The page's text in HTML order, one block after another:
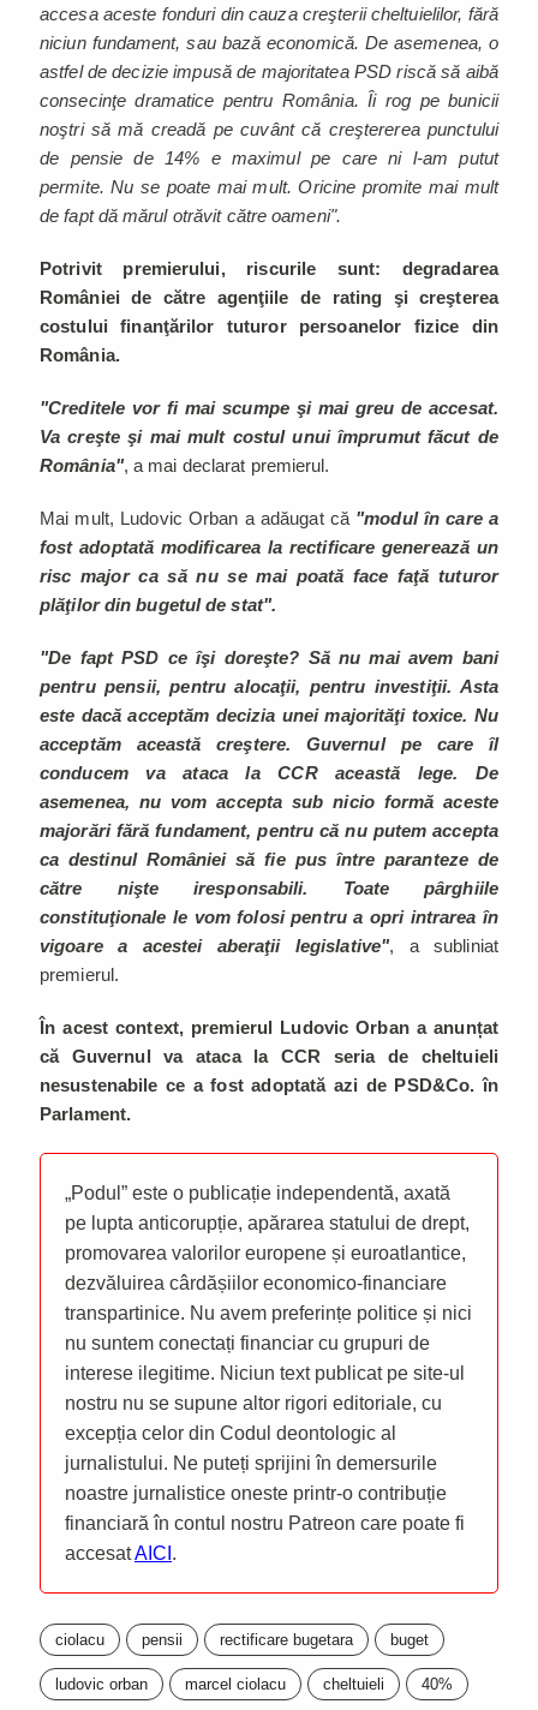
accesa aceste fonduri din cauza creşterii cheltuielilor, fără
niciun fundament, sau bază economică. De asemenea, o
astfel de decizie impusă de majoritatea PSD riscă să aibă
consecinţe dramatice pentru România. Îi rog pe bunicii
noştri să mă creadă pe cuvânt că creştererea punctului
de pensie de 14% e maximul pe care ni l-am putut
permite. Nu se poate mai mult. Oricine promite mai mult
de fapt dă mărul otrăvit către oameni".
Potrivit premierului, riscurile sunt: degradarea
României de către agenţiile de rating şi creşterea
costului finanţărilor tuturor persoanelor fizice din
România.
"Creditele vor fi mai scumpe şi mai greu de accesat.
Va creşte şi mai mult costul unui împrumut făcut de
România", a mai declarat premierul.
Mai mult, Ludovic Orban a adăugat că "modul în care a
fost adoptată modificarea la rectificare generează un
risc major ca să nu se mai poată face faţă tuturor
plăţilor din bugetul de stat".
"De fapt PSD ce îşi doreşte? Să nu mai avem bani
pentru pensii, pentru alocaţii, pentru investiţii. Asta
este dacă acceptăm decizia unei majorităţi toxice. Nu
acceptăm această creştere. Guvernul pe care îl
conducem va ataca la CCR această lege. De
asemenea, nu vom accepta sub nicio formă aceste
majorări fără fundament, pentru că nu putem accepta
ca destinul României să fie pus între paranteze de
către nişte iresponsabili. Toate pârghiile
constituţionale le vom folosi pentru a opri intrarea în
vigoare a acestei aberaţii legislative", a subliniat
premierul.
În acest context, premierul Ludovic Orban a anunțat
că Guvernul va ataca la CCR seria de cheltuieli
nesustenabile ce a fost adoptată azi de PSD&Co. în
Parlament.
„Podul” este o publicație independentă, axată
pe lupta anticorupție, apărarea statului de drept,
promovarea valorilor europene și euroatlantice,
dezvăluirea cârdășiilor economico-financiare
transpartinice. Nu avem preferințe politice și nici
nu suntem conectați financiar cu grupuri de
interese ilegitime. Niciun text publicat pe site-ul
nostru nu se supune altor rigori editoriale, cu
excepția celor din Codul deontologic al
jurnalistului. Ne puteți sprijini în demersurile
noastre jurnalistice oneste printr-o contribuție
financiară în contul nostru Patreon care poate fi
accesatAICI .
ciolacu pensii rectificare bugetara buget
ludovic orban marcel ciolacu cheltuieli 40%